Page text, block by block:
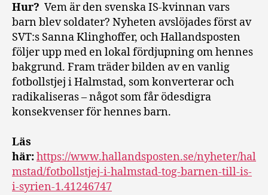
Hur? Vem är den svenska IS-kvinnan vars
barn blev soldater? Nyheten avslöjades först av
SVT:s Sanna Klinghoffer, och Hallandsposten
följer upp med en lokal fördjupning om hennes
bakgrund. Fram träder bilden av en vanlig
fotbollstjej i Halmstad, som konverterar och
radikaliseras – något som får ödesdigra
konsekvenser för hennes barn.
Läs
här:https://www.hallandsposten.se/nyheter/hal
mstad/fotbollstjej-i-halmstad-tog-barnen-till-is-
i-syrien-1.41246747